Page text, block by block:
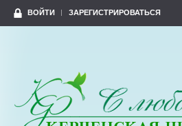
ВОЙТИ ЗАРЕГИСТРИРОВАТЬСЯ